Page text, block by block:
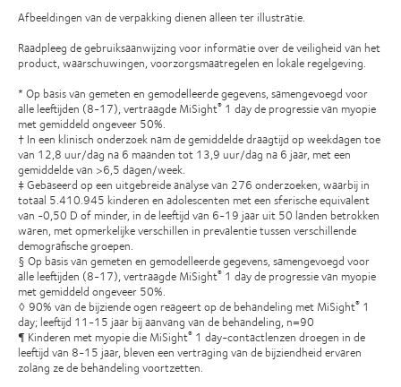
Afbeeldingen van de verpakking dienen alleen ter illustratie.
Raadpleeg de gebruiksaanwijzing voor informatie over de veiligheid van het
product, waarschuwingen, voorzorgsmaatregelen en lokale regelgeving.
* Op basis van gemeten en gemodelleerde gegevens, samengevoegd voor
alle leeftijden (8-17), vertraagde MiSight® 1 day de progressie van myopie
met gemiddeld ongeveer 50%.
† In een klinisch onderzoek nam de gemiddelde draagtijd op weekdagen toe
van 12,8 uur/dag na 6 maanden tot 13,9 uur/dag na 6 jaar, met een
gemiddelde van >6,5 dagen/week.
‡ Gebaseerd op een uitgebreide analyse van 276 onderzoeken, waarbij in
totaal 5.410.945 kinderen en adolescenten met een sferische equivalent
van -0,50 D of minder, in de leeftijd van 6-19 jaar uit 50 landen betrokken
waren, met opmerkelijke verschillen in prevalentie tussen verschillende
demografische groepen.
§ Op basis van gemeten en gemodelleerde gegevens, samengevoegd voor
alle leeftijden (8-17), vertraagde MiSight® 1 day de progressie van myopie
met gemiddeld ongeveer 50%.
◊ 90% van de bijziende ogen reageert op de behandeling met MiSight® 1
day; leeftijd 11-15 jaar bij aanvang van de behandeling, n=90
¶ Kinderen met myopie die MiSight® 1 day-contactlenzen droegen in de
leeftijd van 8-15 jaar, bleven een vertraging van de bijziendheid ervaren
zolang ze de behandeling voortzetten.